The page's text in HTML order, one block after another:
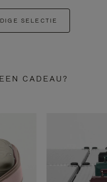
SELECTIE
CADEAU?